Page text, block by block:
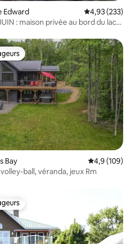
Edward Évaluation
4,93 (233)
: maison privée au bord du lac
les plus appréciés
Bay Évaluation
4,9 (109)
ball, véranda, jeux Rm
les plus appréciés